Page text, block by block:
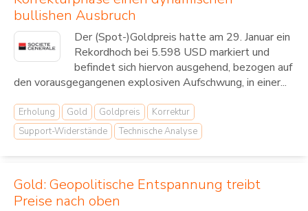
bullishen Ausbruch
Der (Spot-)Goldpreis hatte am 29. Januar ein
Rekordhoch bei 5.598 USD markiert und
befindet sich hiervon ausgehend, bezogen auf
den vorausgegangenen explosiven Aufschwung, in einer...
Erholung Gold Goldpreis
Korrektur
Support-Widerstände
Technische Analyse
Gold: Geopolitische Entspannung treibt
Preise nach oben